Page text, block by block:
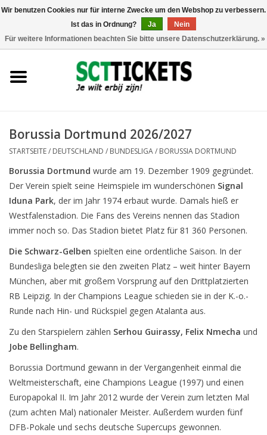
Frankreich
Borussia Dortmund 2026/2027
STARTSEITE/ DEUTSCHLAND / BUNDESLIGA/ BORUSSIA DORTMUND
Borussia Dortmund wurde am 19. Dezember 1909 gegründet.
Der Verein spielt seine Heimspiele im wunderschönen Signal
Iduna Park, der im Jahr 1974 erbaut wurde. Damals hieß er
Westfalenstadion. Die Fans des Vereins nennen das Stadion
immer noch so. Das Stadion bietet Platz für 81 360 Personen.
Die Schwarz-Gelben spielten eine ordentliche Saison. In der
Bundesliga belegten sie den zweiten Platz – weit hinter Bayern
München, aber mit großem Vorsprung auf den Drittplatzierten
RB Leipzig. In der Champions League schieden sie in der K.-o.-
Runde nach Hin- und Rückspiel gegen Atalanta aus.
Zu den Starspielern zählen Serhou Guirassy, Felix Nmecha und
Jobe Bellingham.
Borussia Dortmund gewann in der Vergangenheit einmal die
Weltmeisterschaft, eine Champions League (1997) und einen
Europapokal II. Im Jahr 2012 wurde der Verein zum letzten Mal
(zum achten Mal) nationaler Meister. Außerdem wurden fünf
DFB-Pokale und sechs deutsche Supercups gewonnen.
Wir benutzen Cookies nur für interne Zwecke um den Webshop zu verbessern.
Ist das in Ordnung?
Ja
Nein
Für weitere Informationen beachten Sie bitte unsere Datenschutzerklärung. »